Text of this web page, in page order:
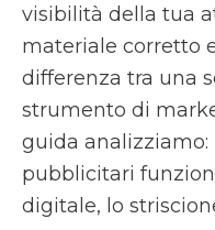
visibilità della tua
materiale corretto
differenza tra una
strumento di
guida analizziamo:
pubblicitari
digitale, lo